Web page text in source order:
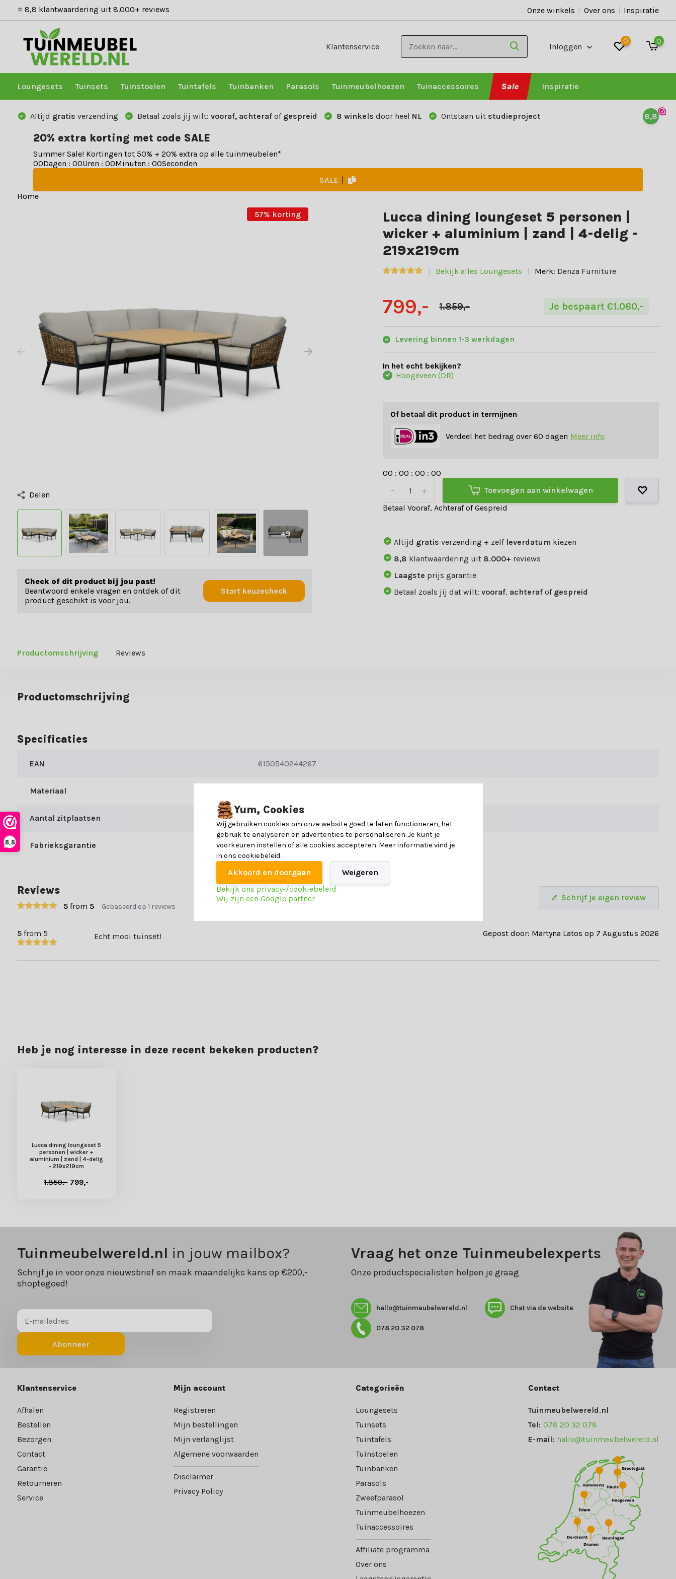
8,8
⭐ 8,8 klantwaardering uit 8.000+ reviews Onze winkels | Over ons | Inspiratie
Klantenservice Inloggen
0 0
Loungesets Tuinsets Tuinstoelen Tuintafels Tuinbanken Parasols Tuinmeubelhoezen Tuinaccessoires Sale Inspiratie
Altijd gratis verzending Betaal zoals jij wilt: vooraf, achteraf of gespreid 8 winkels door heel NL Ontstaan uit studieproject 8,8
20% extra korting met code SALE
Summer Sale! Kortingen tot 50% + 20% extra op alle tuinmeubelen*
00Dagen : 00Uren : 00Minuten : 00Seconden
SALE
Home
57% korting
Delen
+9
Check of dit product bij jou past!
Beantwoord enkele vragen en ontdek of dit
product geschikt is voor jou.
Start keuzecheck
Lucca dining loungeset 5 personen |
wicker + aluminium | zand | 4-delig -
219x219cm
Bekijk alles Loungesets Merk: Denza Furniture
799,- 1.859,- Je bespaart €1.060,-
Levering binnen 1-3 werkdagen
In het echt bekijken?
Hoogeveen (DR)
Of betaal dit product in termijnen
Verdeel het bedrag over 60 dagen Meer info
00 :00 :00 :00
+
-
Toevoegen aan winkelwagen
Betaal Vooraf, Achteraf of Gespreid
Altijd gratisverzending + zelf leverdatum kiezen
8,8 klantwaardering uit 8.000+ reviews
Laagste prijs garantie
Betaal zoals jij dat wilt:vooraf, achteraf of gespreid
Productomschrijving Reviews
Productomschrijving
Specificaties
EAN 6150540244267
Materiaal
Aantal zitplaatsen 5
Fabrieksgarantie 2 jaar
Reviews
5from 5 Gebaseerd op 1 reviews
Schrijf je eigen review
5from 5 Echt mooi tuinset! Gepost door: Martyna Latos op 7 Augustus 2026
Heb je nog interesse in deze recent bekeken producten?
Lucca dining loungeset 5
personen | wicker +
aluminium | zand | 4-delig
- 219x219cm
1.859,- 799,-
Tuinmeubelwereld.nl in jouw mailbox?
Schrijf je in voor onze nieuwsbrief en maak maandelijks kans op €200,-
shoptegoed!
Abonneer
Vraag het onze Tuinmeubelexperts
Onze productspecialisten helpen je graag
hallo@tuinmeubelwereld.nl Chat via de website
078 20 32 078
Klantenservice
Afhalen
Bestellen
Bezorgen
Contact
Garantie
Retourneren
Service
Mijn account
Registreren
Mijn bestellingen
Mijn verlanglijst
Algemene voorwaarden
Disclaimer
Privacy Policy
Categorieën
Loungesets
Tuinsets
Tuintafels
Tuinstoelen
Tuinbanken
Parasols
Zweefparasol
Tuinmeubelhoezen
Tuinaccessoires
Affiliate programma
Over ons
Contact
Tuinmeubelwereld.nl
Tel: 078 20 32 078
E-mail: hallo@tuinmeubelwereld.nl
Yum, Cookies
Wij gebruiken cookies om onze website goed te laten functioneren, het
gebruik te analyseren en advertenties te personaliseren. Je kunt je
voorkeuren instellen of alle cookies accepteren. Meer informatie vind je
in ons cookiebeleid.
Akkoord en doorgaan
Weigeren
Bekijk ons privacy-/cookiebeleid
Wij zijn een Google partner